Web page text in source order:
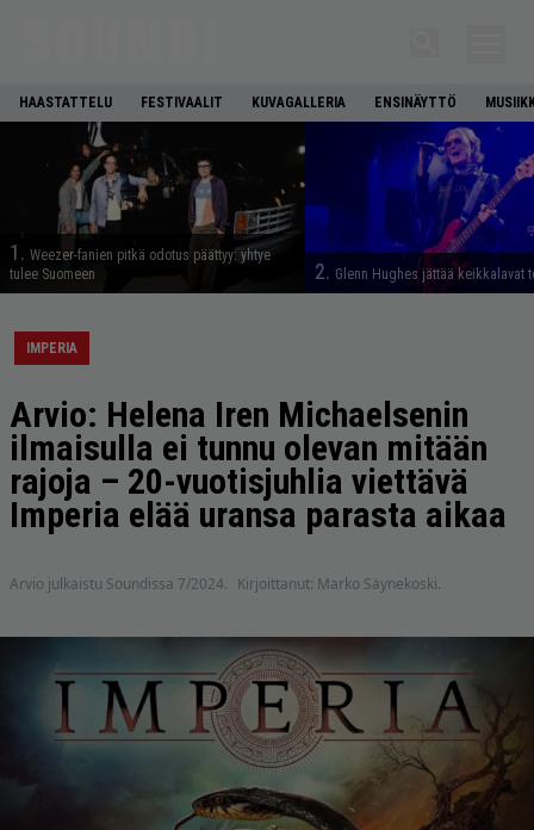
HAASTATTELU FESTIVAALIT KUVAGALLERIA ENSINÄYTTÖ
1. Weezer-fanien pitkä odotus päättyy: yhtye
tulee Suomeen
2. Glenn Hughes jättää keikkalavat
IMPERIA
Arvio: Helena Iren Michaelsenin
ilmaisulla ei tunnu olevan mitään
rajoja – 20-vuotisjuhlia viettävä
Imperia elää uransa parasta aikaa
Arvio julkaistu Soundissa 7/2024. Kirjoittanut: Marko Säynekoski.